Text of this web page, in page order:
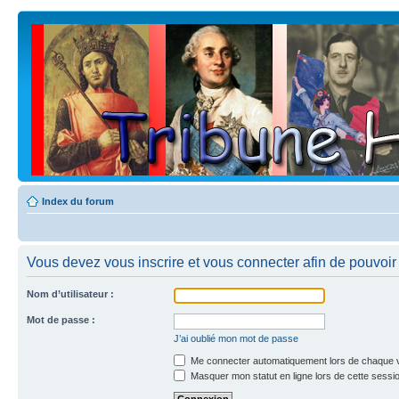
Index du forum
Vous devez vous inscrire et vous connecter afin de
Nom d’utilisateur :
Mot de passe :
J’ai oublié mon mot de passe
Me connecter automatiquement lors de chaque
Masquer mon statut en ligne lors de cette